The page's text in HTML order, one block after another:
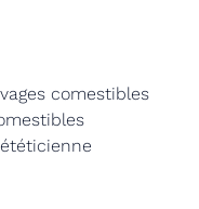
comestibles